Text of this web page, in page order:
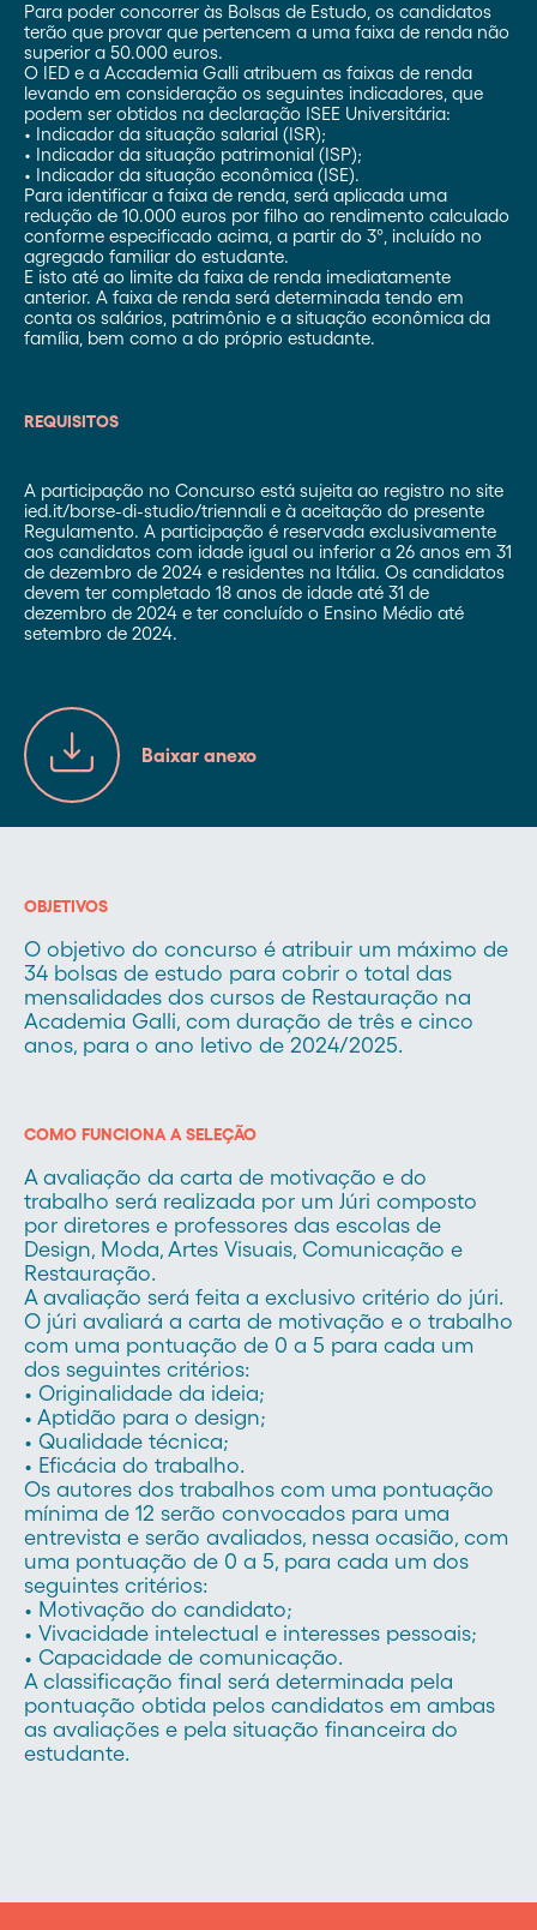
Para poder concorrer às Bolsas de Estudo, os candidatos
terão que provar que pertencem a uma faixa de renda não
superior a 50.000 euros.
O IED e a Accademia Galli atribuem as faixas de renda
levando em consideração os seguintes indicadores, que
podem ser obtidos na declaração ISEE Universitária:
• Indicador da situação salarial (ISR);
• Indicador da situação patrimonial (ISP);
• Indicador da situação econômica (ISE).
Para identificar a faixa de renda, será aplicada uma
redução de 10.000 euros por filho ao rendimento calculado
conforme especificado acima, a partir do 3º, incluído no
agregado familiar do estudante.
E isto até ao limite da faixa de renda imediatamente
anterior. A faixa de renda será determinada tendo em
conta os salários, patrimônio e a situação econômica da
família, bem como a do próprio estudante.
REQUISITOS
A participação no Concurso está sujeita ao registro no site
ied.it/borse-di-studio/triennali e à aceitação do presente
Regulamento. A participação é reservada exclusivamente
aos candidatos com idade igual ou inferior a 26 anos em 31
de dezembro de 2024 e residentes na Itália. Os candidatos
devem ter completado 18 anos de idade até 31 de
dezembro de 2024 e ter concluído o Ensino Médio até
setembro de 2024.
Baixar anexo
OBJETIVOS
O objetivo do concurso é atribuir um máximo de
34 bolsas de estudo para cobrir o total das
mensalidades dos cursos de Restauração na
Academia Galli, com duração de três e cinco
anos, para o ano letivo de 2024/2025.
COMO FUNCIONA A SELEÇÃO
A avaliação da carta de motivação e do
trabalho será realizada por um Júri composto
por diretores e professores das escolas de
Design, Moda, Artes Visuais, Comunicação e
Restauração.
A avaliação será feita a exclusivo critério do júri.
O júri avaliará a carta de motivação e o trabalho
com uma pontuação de 0 a 5 para cada um
dos seguintes critérios:
• Originalidade da ideia;
• Aptidão para o design;
• Qualidade técnica;
• Eficácia do trabalho.
Os autores dos trabalhos com uma pontuação
mínima de 12 serão convocados para uma
entrevista e serão avaliados, nessa ocasião, com
uma pontuação de 0 a 5, para cada um dos
seguintes critérios:
• Motivação do candidato;
• Vivacidade intelectual e interesses pessoais;
• Capacidade de comunicação.
A classificação final será determinada pela
pontuação obtida pelos candidatos em ambas
as avaliações e pela situação financeira do
estudante.